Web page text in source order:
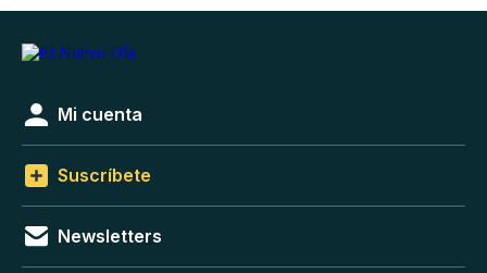
Mi cuenta
Suscríbete
Newsletters